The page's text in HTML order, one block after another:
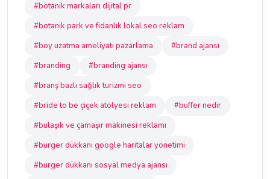
#botanik markaları dijital pr
#botanik park ve fidanlık lokal seo reklam
#boy uzatma ameliyatı pazarlama
#brand ajansı
#branding
#branding ajansı
#branş bazlı sağlık turizmi seo
#bride to be çiçek atölyesi reklam
#buffer nedir
#bulaşık ve çamaşır makinesi reklamı
#burger dükkanı google haritalar yönetimi
#burger dükkanı sosyal medya ajansı